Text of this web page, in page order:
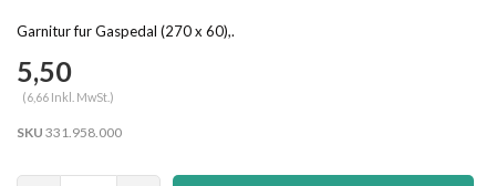
Garnitur fur Gaspedal (270 x 60),.
5,50
(6,66 Inkl. MwSt.)
SKU 331.958.000